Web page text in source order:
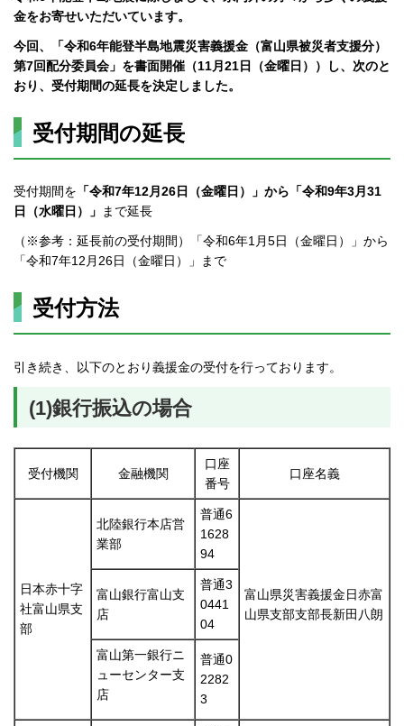
金をお寄せいただいています。
今回、「令和6年能登半島地震災害義援金（富山県被災者支援分）
第7回配分委員会」を書面開催（11月21日（金曜日））し、次のと
おり、受付期間の延長を決定しました。
受付期間の延長
受付期間を 「令和7年12月26日（金曜日）」から「令和9年3月31
日（水曜日）」
まで延長
（※参考：延長前の受付期間）「令和6年1月5日（金曜日）」から
「令和7年12月26日（金曜日）」まで
受付方法
引き続き、以下のとおり義援金の受付を行っております。
(1)銀行振込の場合
受付機関 金融機関
口座
番号
口座名義
日本赤十字
社富山県支
部
北陸銀行本店営
業部
普通6
1628
94
富山県災害義援金日赤富
山県支部支部長新田八朗
富山銀行富山支
店
普通3
0441
04
富山第一銀行ニ
ューセンター支
店
普通0
2282
3